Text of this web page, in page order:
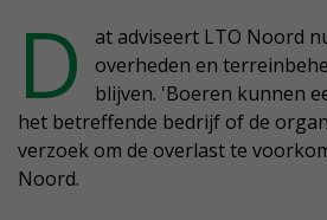
D
at adviseert LTO Noord
overheden en
blijven. 'Boeren kunnen
het betreffende bedrijf of de
verzoek om de overlast te
Noord.